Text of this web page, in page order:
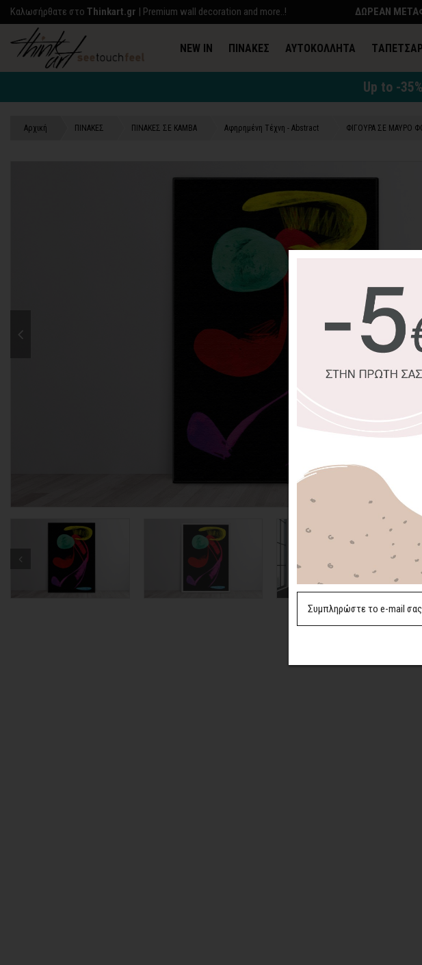
Kαλωσήρθατε στο Thinkart.gr | Premium wall decoration and more..! ΔΩΡΕΑΝ
NEW IN ΠΙΝΑΚΕΣ ΑΥΤΟΚΟΛΛΗΤΑ
Up to -
Αρχική ΠΙΝΑΚΕΣ ΠΙΝΑΚΕΣ ΣΕ ΚΑΜΒΑ Αφηρημένη Τέχνη - Abstract ΦΙΓΟΥΡΑ ΣΕ ΜΑΥΡΟ